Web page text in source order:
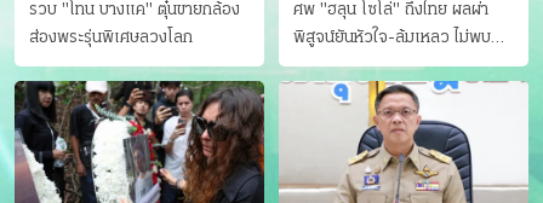
รวบ "โทน บางแค" ตุ๋นขายกล้อง
ส่องพระรุ่นพิเศษลวงโลก
ศพ "ฮลุน โซโล่" ถึงไทย ผลผ่า
พิสูจน์ยันหัวใจ-ล้มเหลว ไม่พบ
บาดแผล